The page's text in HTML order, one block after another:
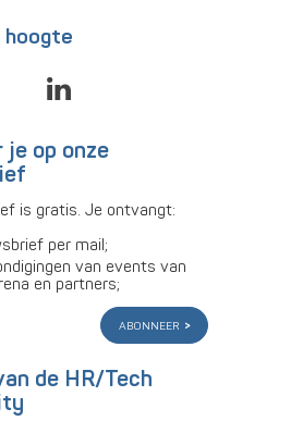
hoogte
je op onze
is gratis. Je ontvangt:
per mail;
van events van
en partners;
abonneer
de HR/Tech